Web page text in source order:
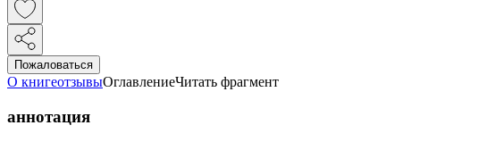
Пожаловаться
О книгеотзывыОглавлениеЧитать фрагмент
аннотация